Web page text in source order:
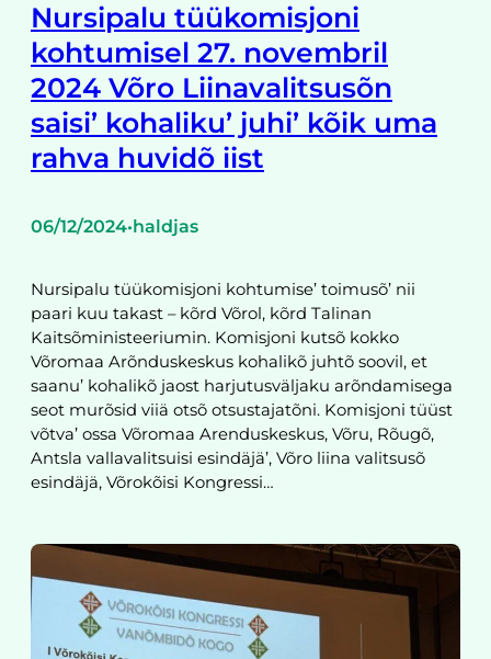
Nursipalu tüükomisjoni
kohtumisel 27. novembril
2024 Võro Liinavalitsusõn
saisi’ kohaliku’ juhi’ kõik uma
rahva huvidõ iist
06/12/2024•haldjas
Nursipalu tüükomisjoni kohtumise’ toimusõ’ nii
paari kuu takast – kõrd Võrol, kõrd Talinan
Kaitsõministeeriumin. Komisjoni kutsõ kokko
Võromaa Arõnduskeskus kohalikõ juhtõ soovil, et
saanu’ kohalikõ jaost harjutusväljaku arõndamisega
seot murõsid viiä otsõ otsustajatõni. Komisjoni tüüst
võtva’ ossa Võromaa Arenduskeskus, Võru, Rõugõ,
Antsla vallavalitsuisi esindäjä’, Võro liina valitsusõ
esindäjä, Võrokõisi Kongressi…